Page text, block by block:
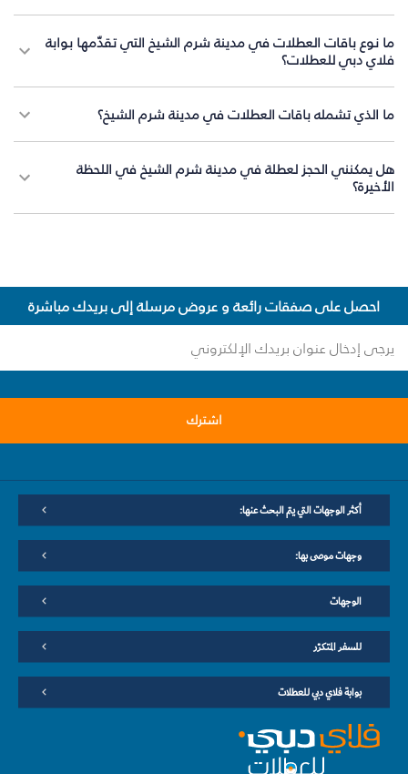
ما نوع باقات العطلات في مدينة شرم الشيخ التي تقدّمها بوابة
فلاي دبي للعطلات؟
ما الذي تشمله باقات العطلات في مدينة شرم الشيخ؟
هل يمكنني الحجز لعطلة في مدينة شرم الشيخ في اللحظة
الأخيرة؟
احصل على صفقات رائعة و عروض مرسلة إلى بريدك مباشرة
اشترك
أكثر الوجهات التي يتم البحث عنها:
وجهات موصى بها:
الوجهات
للسفر المتكرّر
بوابة فلاي دبي للعطلات